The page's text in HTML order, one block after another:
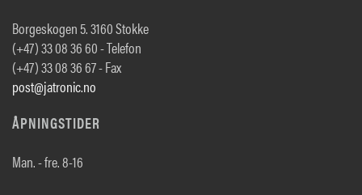
Borgeskogen 5. 3160 Stokke
(+47) 33 08 36 60 - Telefon
(+47) 33 08 36 67 - Fax
post@jatronic.no
ÅPNINGSTIDER
Man. - fre. 8-16